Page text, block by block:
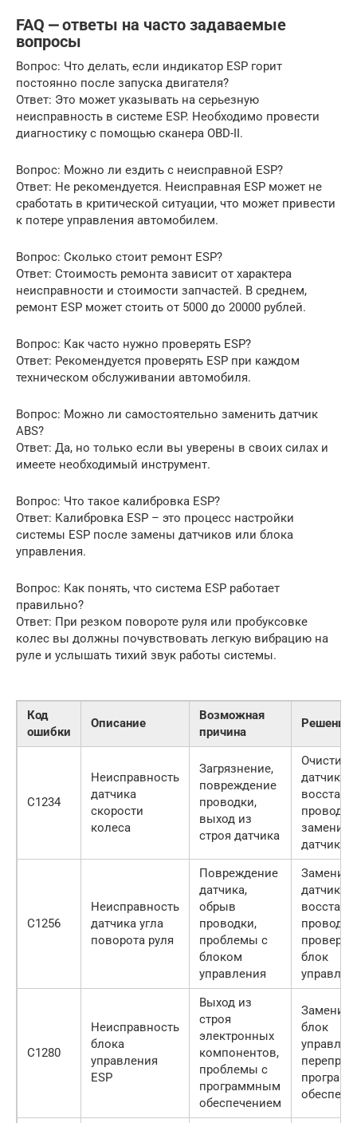
FAQ ⎼ ответы на часто задаваемые
вопросы
Вопрос: Что делать, если индикатор ESP горит
постоянно после запуска двигателя?
Ответ: Это может указывать на серьезную
неисправность в системе ESP. Необходимо провести
диагностику с помощью сканера OBD-II.
Вопрос: Можно ли ездить с неисправной ESP?
Ответ: Не рекомендуется. Неисправная ESP может не
сработать в критической ситуации, что может привести
к потере управления автомобилем.
Вопрос: Сколько стоит ремонт ESP?
Ответ: Стоимость ремонта зависит от характера
неисправности и стоимости запчастей. В среднем,
ремонт ESP может стоить от 5000 до 20000 рублей.
Вопрос: Как часто нужно проверять ESP?
Ответ: Рекомендуется проверять ESP при каждом
техническом обслуживании автомобиля.
Вопрос: Можно ли самостоятельно заменить датчик
ABS?
Ответ: Да, но только если вы уверены в своих силах и
имеете необходимый инструмент.
Вопрос: Что такое калибровка ESP?
Ответ: Калибровка ESP – это процесс настройки
системы ESP после замены датчиков или блока
управления.
Вопрос: Как понять, что система ESP работает
правильно?
Ответ: При резком повороте руля или пробуксовке
колес вы должны почувствовать легкую вибрацию на
руле и услышать тихий звук работы системы.
Код
ошибки
Описание
Возможная
причина
Решение
C1234
Неисправность
датчика
скорости
колеса
Загрязнение,
повреждение
проводки,
выход из
строя датчика
Очистить
датчик,
проводку,
заменить
датчик
C1256
Неисправность
датчика угла
поворота руля
Повреждение
датчика,
обрыв
проводки,
проблемы с
блоком
управления
Заменить
датчик,
проводку,
блок
C1280
Неисправность
блока
управления
ESP
Выход из
строя
электронных
компонентов,
проблемы с
программным
обеспечением
Заменить
блок